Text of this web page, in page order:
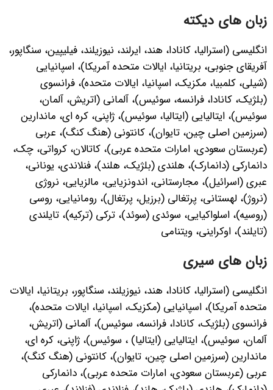
زبان های دیکته
انگلیسی (استرالیا، کانادا، هند، ایرلند، نیوزیلند، فیلیپین، سنگاپور،
آفریقای جنوبی، بریتانیا، ایالات متحده آمریکا)، اسپانیایی
(شیلی، کلمبیا، مکزیک، اسپانیا، ایالات متحده)، فرانسوی
(بلژیک، کانادا، فرانسه، سوئیس)، آلمانی (اتریش، آلمان،
سوئیس)، ایتالیایی (ایتالیا، سوئیس)، ژاپنی، کره ای، ماندارین
(سرزمین اصلی چین، تایوان)، کانتونی (هنگ کنگ)، عربی
(عربستان سعودی، امارات متحده عربی)، کاتالان، کرواتی، چک،
دانمارکی (دانمارک)، هلندی (بلژیک، هلند)، فنلاندی، یونانی،
عبری (اسرائیل)، مجارستانی، اندونزیایی، مالزیایی، نروژی
(نروژ)، لهستانی، پرتغالی (برزیل، پرتغال)، رومانیایی، روسی
(روسیه)، اسلواکیایی، سوئدی (سوئد)، ترکی (ترکیه)، تایلندی
(تایلند)، اوکراینی، ویتنامی
زبان های سیری
انگلیسی (استرالیا، کانادا، هند، نیوزیلند، سنگاپور، بریتانیا، ایالات
متحده آمریکا)، اسپانیایی (مکزیک، اسپانیا، ایالات متحده)،
فرانسوی (بلژیک، کانادا، فرانسه، سوئیس)، آلمانی (اتریش،
آلمان، سوئیس)، ایتالیایی (ایتالیا) ، سوئیس)، ژاپنی، کره ای،
ماندارین (سرزمین اصلی چین، تایوان)، کانتونی (هنگ کنگ)،
عربی (عربستان سعودی، امارات متحده عربی)، دانمارکی